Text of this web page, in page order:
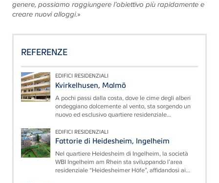
genere, possiamo raggiungere l’obiettivo più rapidamente e
creare nuovi alloggi.»
REFERENZE
EDIFICI RESIDENZIALI
Kvirkelhusen, Malmö
A pochi passi dalla costa, dove le cime degli alberi
ondeggiano dolcemente al vento, sta sorgendo un
nuovo ed esclusivo quartiere residenziale...
EDIFICI RESIDENZIALI
Fattorie di Heidesheim, Ingelheim
Nel quartiere Heidesheim di Ingelheim, la società
WBI Ingelheim am Rhein sta sviluppando l’area
residenziale “Heidesheimer Höfe”, affidandosi ai...